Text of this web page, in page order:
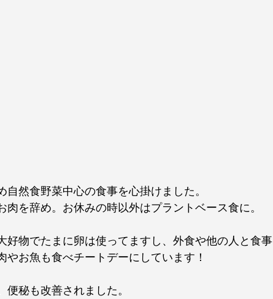
然食野菜中心の食事を心掛けました。
を辞め。お休みの時以外はプラントベース食に。
好物でたまに卵は使ってますし、外食や他の人と食事
お魚も食べチートデーにしています！
秘も改善されました。